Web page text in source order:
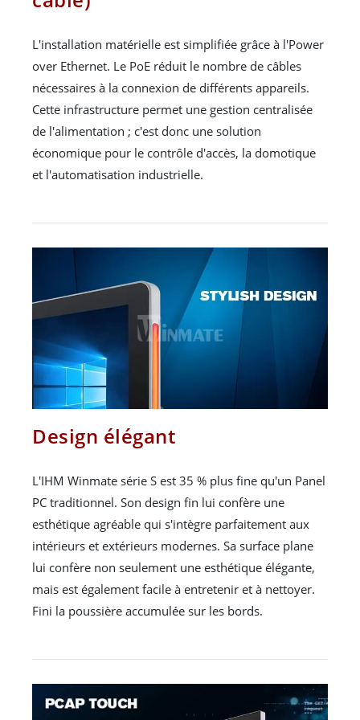
L'installation matérielle est simplifiée grâce à l'Power
over Ethernet. Le PoE réduit le nombre de câbles
nécessaires à la connexion de différents appareils.
Cette infrastructure permet une gestion centralisée
de l'alimentation ; c'est donc une solution
économique pour le contrôle d'accès, la domotique
et l'automatisation industrielle.
Design élégant
L'IHM Winmate série S est 35 % plus fine qu'un Panel
PC traditionnel. Son design fin lui confère une
esthétique agréable qui s'intègre parfaitement aux
intérieurs et extérieurs modernes. Sa surface plane
lui confère non seulement une esthétique élégante,
mais est également facile à entretenir et à nettoyer.
Fini la poussière accumulée sur les bords.